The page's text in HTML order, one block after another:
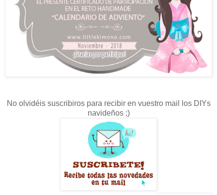
No olvidéis suscribiros para recibir en vuestro mail los DIYs
navideños ;)